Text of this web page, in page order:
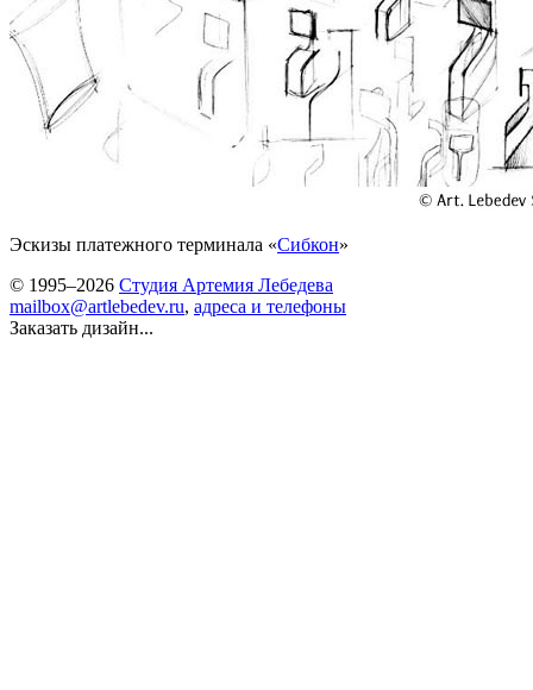
Эскизы платежного терминала «Сибкон»
© 1995–2026 Студия Артемия Лебедева
mailbox@artlebedev.ru, адреса и телефоны
Заказать дизайн...